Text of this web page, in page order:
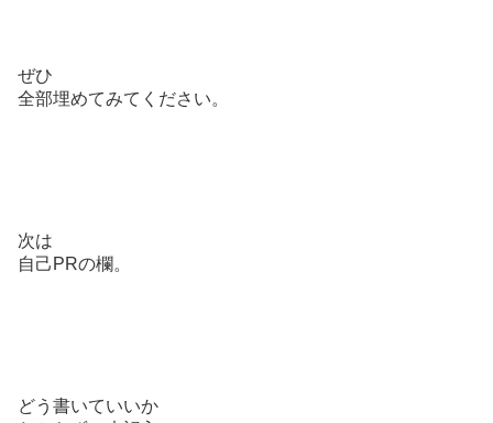
ぜひ
全部埋めてみてください。
次は
自己PRの欄。
どう書いていいか